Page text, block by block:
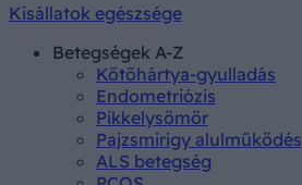
Kisállatok egészsége
Betegségek A-Z
Kötőhártya-gyulladás
Endometriózis
Pikkelysömör
Pajzsmirigy alulműködés
ALS betegség